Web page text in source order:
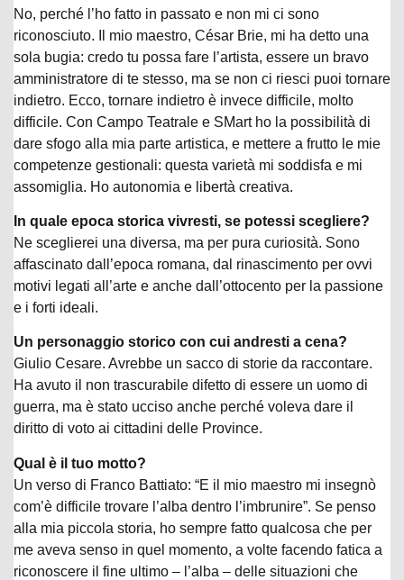
No, perché l’ho fatto in passato e non mi ci sono
riconosciuto. Il mio maestro, César Brie, mi ha detto una
sola bugia: credo tu possa fare l’artista, essere un bravo
amministratore di te stesso, ma se non ci riesci puoi tornare
indietro. Ecco, tornare indietro è invece difficile, molto
difficile. Con Campo Teatrale e SMart ho la possibilità di
dare sfogo alla mia parte artistica, e mettere a frutto le mie
competenze gestionali: questa varietà mi soddisfa e mi
assomiglia. Ho autonomia e libertà creativa.
In quale epoca storica vivresti, se potessi scegliere?
Ne sceglierei una diversa, ma per pura curiosità. Sono
affascinato dall’epoca romana, dal rinascimento per ovvi
motivi legati all’arte e anche dall’ottocento per la passione
e i forti ideali.
Un personaggio storico con cui andresti a cena?
Giulio Cesare. Avrebbe un sacco di storie da raccontare.
Ha avuto il non trascurabile difetto di essere un uomo di
guerra, ma è stato ucciso anche perché voleva dare il
diritto di voto ai cittadini delle Province.
Qual è il tuo motto?
Un verso di Franco Battiato: “E il mio maestro mi insegnò
com’è difficile trovare l’alba dentro l’imbrunire”. Se penso
alla mia piccola storia, ho sempre fatto qualcosa che per
me aveva senso in quel momento, a volte facendo fatica a
riconoscere il fine ultimo – l’alba – delle situazioni che